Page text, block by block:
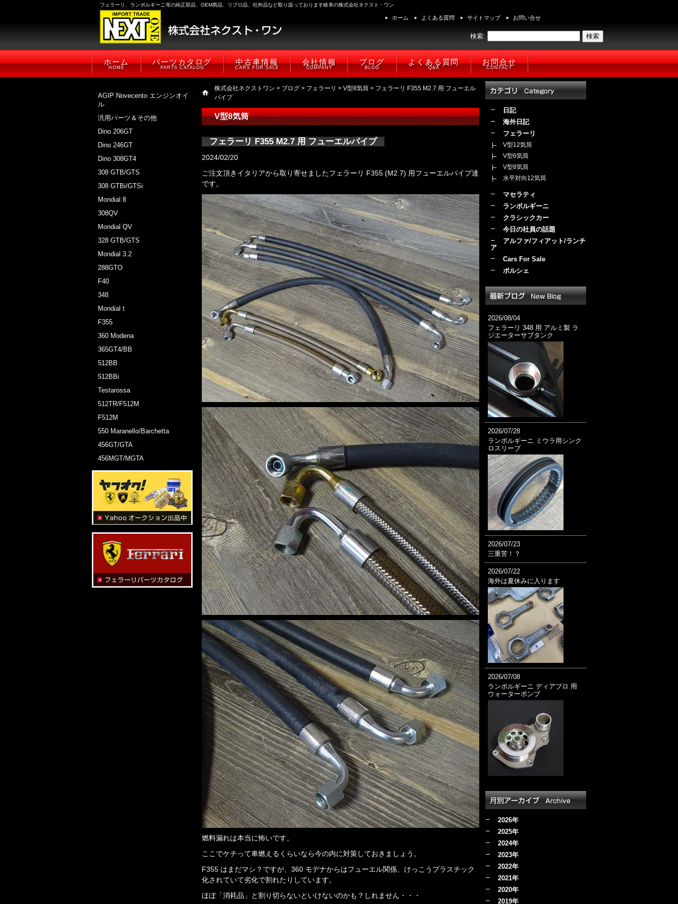
フェラーリ、ランボルギーニ等の純正部品、OEM商品、リプロ品、社外品など取り扱っております岐阜の株式会社ネクスト・ワン
ホーム よくある質問 サイトマップ お問い合せ
検索:
ホーム
HOME
パーツカタログ
PARTS CATALOG
中古車情報
CARS FOR SALE
会社情報
COMPANY
ブログ
BLOG
よくある質問
Q&A
お問合せ
CONTACT
AGIP Novecento エンジンオイ
ル
汎用パーツ＆その他
Dino 206GT
Dino 246GT
Dino 308GT4
308 GTB/GTS
308 GTBi/GTSi
Mondial 8
308QV
Mondial QV
328 GTB/GTS
Mondial 3.2
288GTO
F40
348
Mondial t
F355
360 Modena
365GT4/BB
512BB
512BBi
Testarossa
512TR/F512M
F512M
550 Maranello/Barchetta
456GT/GTA
456MGT/MGTA
株式会社ネクストワン > ブログ > フェラーリ > V型8気筒 > フェラーリ F355 M2.7 用 フューエル
パイプ
V型8気筒
フェラーリ F355 M2.7 用 フューエルパイプ
2024/02/20
ご注文頂きイタリアから取り寄せましたフェラーリ F355 (M2.7) 用フューエルパイプ達
です。
燃料漏れは本当に怖いです。
ここでケチって車燃えるくらいなら今の内に対策しておきましょう。
F355 はまだマシ？ですが、360 モデナからはフューエル関係、けっこうプラスチック
化されていて劣化で割れたりしています。
ほぼ「消耗品」と割り切らないといけないのかも？しれません・・・
日記
海外日記
フェラーリ
V型12気筒
V型6気筒
V型8気筒
水平対向12気筒
マセラティ
ランボルギーニ
クラシックカー
今日の社員の話題
アルファ/フィアット/ランチ
ア
Cars For Sale
ポルシェ
2026/08/04
フェラーリ 348 用 アルミ製 ラ
ジエーターサブタンク
2026/07/28
ランボルギーニ ミウラ用シンク
ロスリーブ
2026/07/23
三重苦！？
2026/07/22
海外は夏休みに入ります
2026/07/08
ランボルギーニ ディアブロ 用
ウォーターポンプ
2026年
2025年
2024年
2023年
2022年
2021年
2020年
2019年